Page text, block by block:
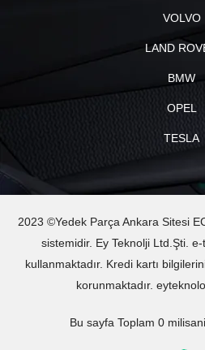
VOLVO
LAND
BMW
OPEL
TESLA
2023 ©Yedek Parça Ankara Sitesi
sistemidir. Ey Teknolji Ltd.Şti. e-
kullanmaktadır. Kredi kartı
korunmaktadır.
Bu sayfa Toplam 0